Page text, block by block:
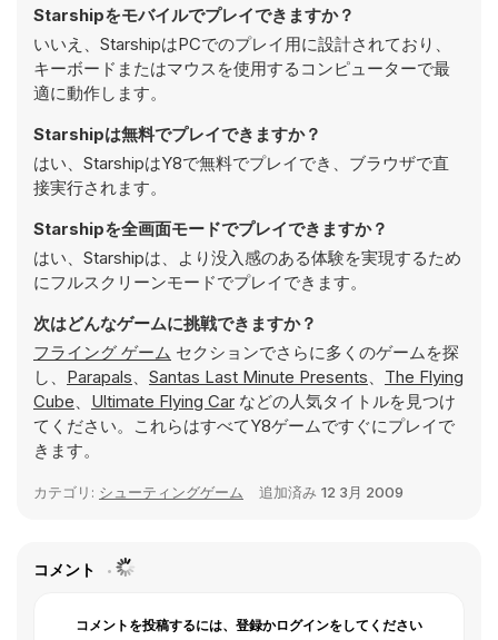
Starshipをモバイルでプレイできますか？
いいえ、StarshipはPCでのプレイ用に設計されており、
キーボードまたはマウスを使用するコンピューターで最
適に動作します。
Starshipは無料でプレイできますか？
はい、StarshipはY8で無料でプレイでき、ブラウザで直
接実行されます。
Starshipを全画面モードでプレイできますか？
はい、Starshipは、より没入感のある体験を実現するため
にフルスクリーンモードでプレイできます。
次はどんなゲームに挑戦できますか？
フライング ゲーム セクションでさらに多くのゲームを探
し、 Parapals、 Santas Last Minute Presents、 The Flying
Cube、 Ultimate Flying Car などの人気タイトルを見つけ
てください。これらはすべてY8ゲームですぐにプレイで
きます。
カテゴリ: シューティングゲーム 追加済み 12 3月 2009
コメント
コメントを投稿するには、登録かログインをしてください